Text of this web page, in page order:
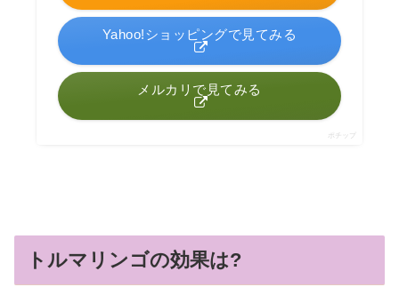
Yahoo!ショッピングで見てみる
メルカリで見てみる
ポチップ
トルマリンゴの効果は?